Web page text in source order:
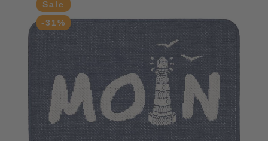
Sale
-31%